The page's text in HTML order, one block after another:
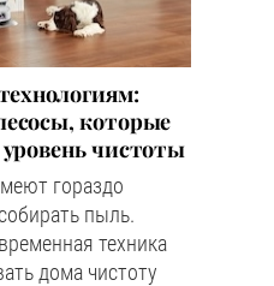
которые
чистоты
гораздо
пыль.
техника
дома чистоту